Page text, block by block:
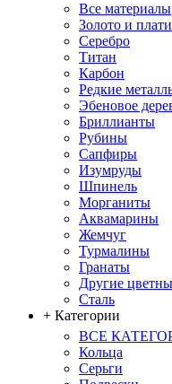
Все материалы
Золото и
Серебро
Титан
Карбон
Редкие
Эбеновое
Бриллианты
Рубины
Сапфиры
Изумруды
Шпинель
Морганиты
Аквамарины
Жемчуг
Турмалины
Гранаты
Другие
Сталь
+ Категории
ВСЕ
Кольца
Серьги